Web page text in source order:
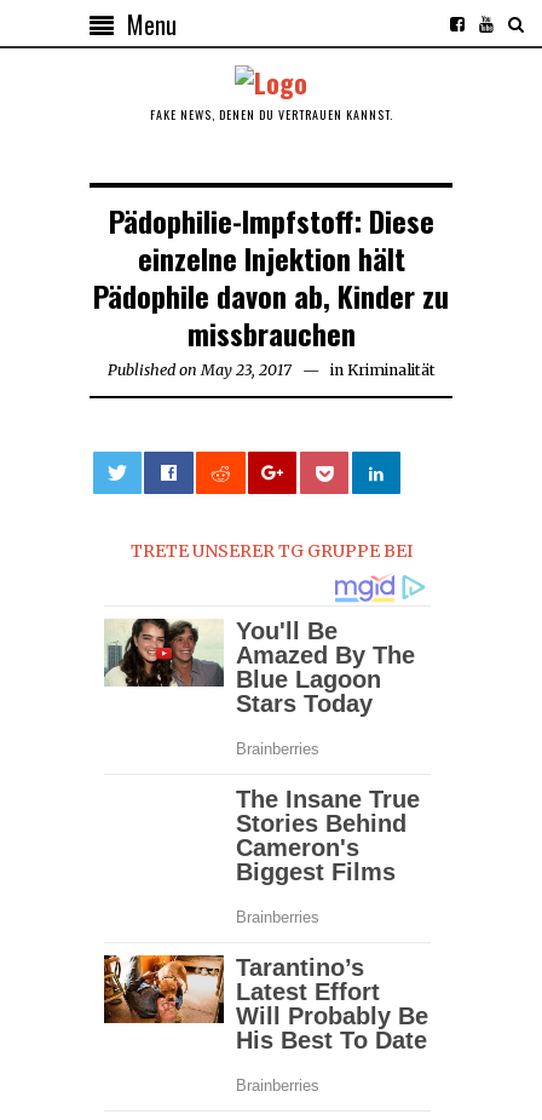
Menu
FAKE NEWS, DENEN DU VERTRAUEN KANNST.
Pädophilie-Impfstoff: Diese
einzelne Injektion hält
Pädophile davon ab, Kinder zu
missbrauchen
Published on May 23, 2017 in Kriminalität
TRETE UNSERER TG GRUPPE BEI